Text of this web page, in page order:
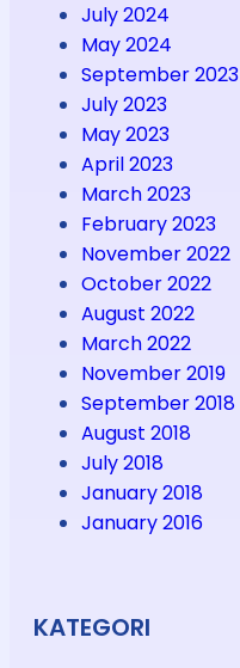
July 2024
May 2024
September 2023
July 2023
May 2023
April 2023
March 2023
February 2023
November 2022
October 2022
August 2022
March 2022
November 2019
September 2018
August 2018
July 2018
January 2018
January 2016
KATEGORI